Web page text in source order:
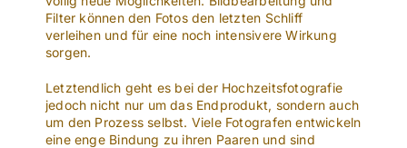
Filter können den Fotos den letzten Schliff
verleihen und für eine noch intensivere Wirkung
sorgen.
Letztendlich geht es bei der Hochzeitsfotografie
jedoch nicht nur um das Endprodukt, sondern auch
um den Prozess selbst. Viele Fotografen entwickeln
eine enge Bindung zu ihren Paaren und sind